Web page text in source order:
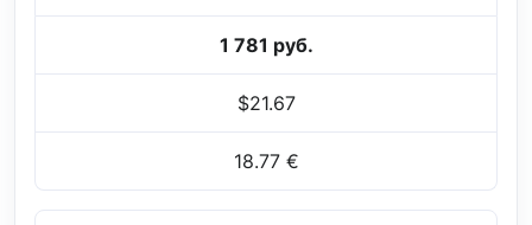
1 781 руб.
$21.67
18.77 €